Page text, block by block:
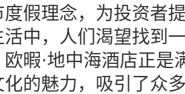
度假理念，为投资者
中，人们渴望找到
暇·地中海酒店正
化的魅力，吸引了众